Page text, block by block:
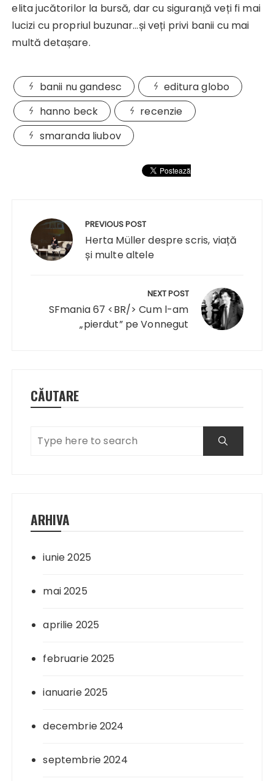
elita jucătorilor la bursă, dar cu siguranƫă veți fi mai
lucizi cu propriul buzunar…și veți privi banii cu mai
multă detașare.
banii nu gandesc
editura globo
hanno beck
recenzie
smaranda liubov
articole
PREVIOUS POST
Herta Müller despre scris, viață
și multe altele
NEXT POST
SFmania 67 <BR/> Cum l-am
„pierdut” pe Vonnegut
CĂUTARE
ARHIVA
iunie 2025
mai 2025
aprilie 2025
februarie 2025
ianuarie 2025
decembrie 2024
septembrie 2024